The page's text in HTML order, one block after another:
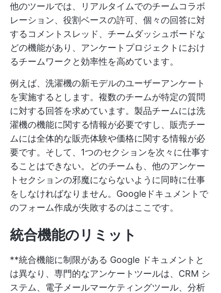
他のツールでは、リアルタイムでのチームコラボ
レーション、役割ベースの許可、個々の回答に対
するコメントスレッド、チームダッシュボードな
どの機能があり、アンケートプロジェクトにおけ
るチームワークと効率性を高めています。
例えば、洗濯機の新モデルのユーザーアンケート
を実施するとします。複数のチームが特定の質問
に対する回答を求めています。製品チームには洗
濯機の機能に関する情報が必要ですし、販売チー
ムには全体的な販売体験や価格に関する情報が必
要です。そして、1つのセクションを次々に仕事す
ることはできない。どのチームも、他のアンケー
トセクションの邪魔にならないように同時に仕事
をしなければなりません。Googleドキュメントで
のフォーム作成が失敗するのはここです。
統合機能のリミット
**統合機能に制限がある Google ドキュメントと
は異なり、専門的なアンケートツールは、CRM シ
ステム、電子メールマーケティングツール、分析